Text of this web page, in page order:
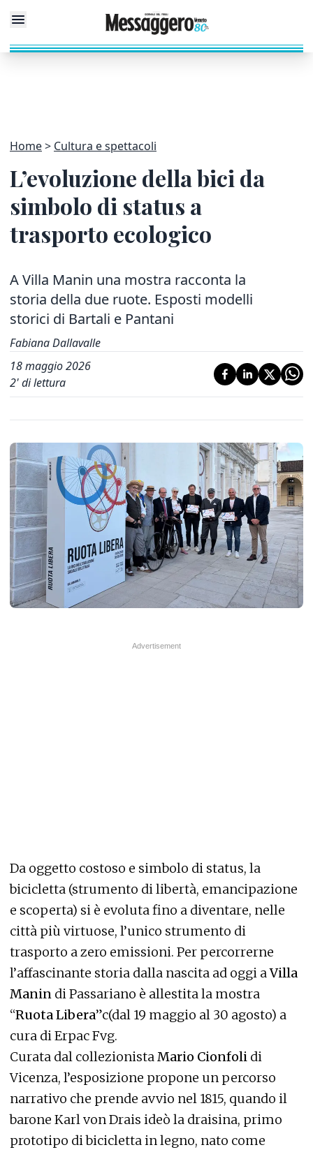
Home Cultura e spettacoli
L’evoluzione della bici da
simbolo di status a
trasporto ecologico
A Villa Manin una mostra racconta la
storia della due ruote. Esposti modelli
storici di Bartali e Pantani
Fabiana Dallavalle
18 maggio 2026
2' di lettura
Da oggetto costoso e simbolo di status, la
bicicletta (strumento di libertà, emancipazione
e scoperta) si è evoluta fino a diventare, nelle
città più virtuose, l’unico strumento di
trasporto a zero emissioni. Per percorrerne
l’affascinante storia dalla nascita ad oggi aVilla
Manin di Passariano è allestita la mostra
“Ruota Libera”c(dal 19 maggio al 30 agosto) a
cura di Erpac Fvg.
Curata dal collezionista Mario Cionfoli di
Vicenza, l’esposizione propone un percorso
narrativo che prende avvio nel 1815, quando il
barone Karl von Drais ideò la draisina, primo
prototipo di bicicletta in legno, nato come